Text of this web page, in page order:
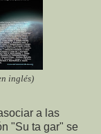
inglés)
a las
"Su ta gar" se